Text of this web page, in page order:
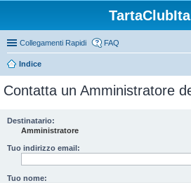
Collegamenti Rapidi FAQ
Indice
Contatta un Amministratore
Destinatario:
Amministratore
Tuo indirizzo email:
Tuo nome: